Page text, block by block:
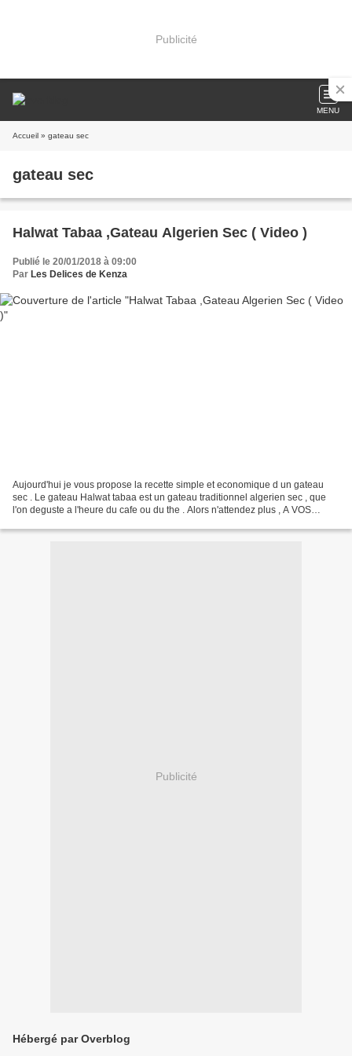
Publicité
MENU
Accueil » gateau sec
gateau sec
Halwat Tabaa ,Gateau Algerien Sec ( Video )
Publié le 20/01/2018 à 09:00
Par Les Delices de Kenza
Aujourd'hui je vous propose la recette simple et economique d un gateau
sec . Le gateau Halwat tabaa est un gateau traditionnel algerien sec , que
l'on deguste a l'heure du cafe ou du the . Alors n'attendez plus , A VOS
Publicité
Hébergé par Overblog